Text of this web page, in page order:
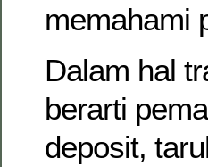
memahami
Dalam hal
berarti
deposit,